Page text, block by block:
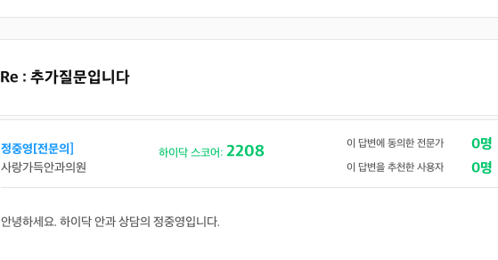
Re : 추가질문입니다
정중영[전문의]
사랑가득안과의원
하이닥 스코어: 2208 이 답변에 동의한 전문가 0명
이 답변을 추천한 사용자 0명
안녕하세요. 하이닥 안과 상담의 정중영입니다.